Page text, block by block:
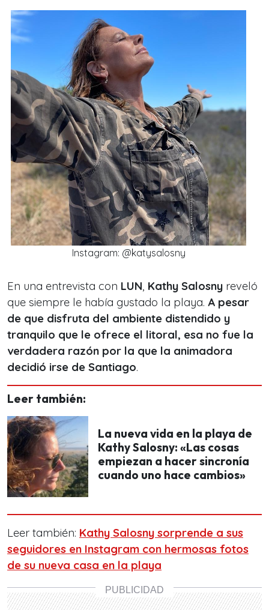
Instagram: @katysalosny
En una entrevista con LUN, Kathy Salosny reveló
que siempre le había gustado la playa. A pesar
de que disfruta del ambiente distendido y
tranquilo que le ofrece el litoral, esa no fue la
verdadera razón por la que la animadora
decidió irse de Santiago.
Leer también:
La nueva vida en la playa de
Kathy Salosny: «Las cosas
empiezan a hacer sincronía
cuando uno hace cambios»
Leer también: Kathy Salosny sorprende a sus
seguidores en Instagram con hermosas fotos
de su nueva casa en la playa